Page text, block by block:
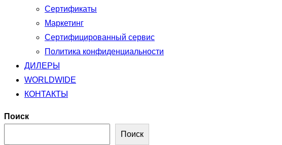
Сертификаты
Маркетинг
Сертифицированный сервис
Политика конфиденциальности
ДИЛЕРЫ
WORLDWIDE
КОНТАКТЫ
Поиск
Поиск